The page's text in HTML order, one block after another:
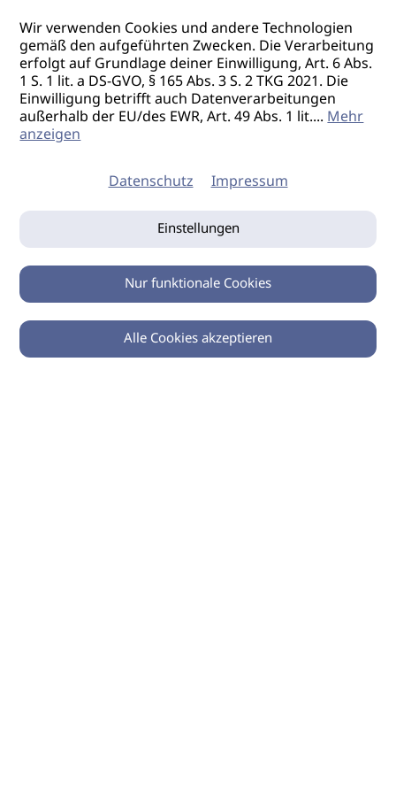
0
Wir verwenden Cookies und andere Technologien
gemäß den aufgeführten Zwecken. Die Verarbeitung
erfolgt auf Grundlage deiner Einwilligung, Art. 6 Abs.
1 S. 1 lit. a DS-GVO, § 165 Abs. 3 S. 2 TKG 2021. Die
Einwilligung betrifft auch Datenverarbeitungen
außerhalb der EU/des EWR, Art. 49 Abs. 1 lit....Mehr
anzeigen
Datenschutz Impressum
Einstellungen
Nur funktionale Cookies
Alle Cookies akzeptieren